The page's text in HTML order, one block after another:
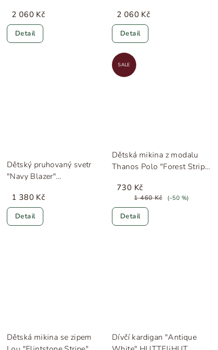
2 060 Kč
Detail
2 060 Kč
Detail
Dětský pruhovaný svetr
"Navy Blazer"
1 380 Kč
Detail
SALE
Dětská mikina z modalu
Thanos Polo "Forest Stripe
730 Kč
1 460 Kč (–50 %)
Detail
Dětská mikina se zipem
Dívčí kardigan "Antique